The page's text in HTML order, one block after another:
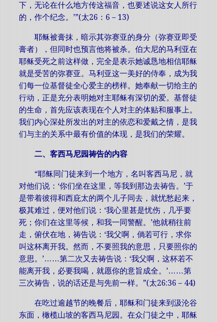
下，无论在什么地方传这福音，也要述说这女人所行
的，作个纪念。’”(太26：6－13)
耶稣被膏抹，暗示其弥赛亚的身分（弥赛亚即受
膏者），但同时也预言他将被杀。伯大尼的马利亚在
耶稣受死之前这样做，完全是表示她诚恳地相信耶稣
就是受苦的弥赛亚。马利亚这一美好的侍奉，成为我
们每一位基督徒全心爱主的榜样。她奉献一切给主的
行动，正是充分表明她对主耶稣有深切的爱。基督徒
的生命，首先应该表现在个人对主的体贴和服事上。
我们内心深处所发出的对主的依恋和爱戴之情，是我
们与主的关系中最有价值的体现，是我们的荣耀。
二、客西马尼园祷告的内容
“耶稣同门徒来到一个地方，名叫客西马尼，就
对他们说：‘你们坐在这里，等我到那边去祷告。’于
是带着彼得和西庇太的两个儿子同去，就忧愁起来，
极其难过，便对他们说：‘我心里甚是忧伤，几乎要
死；你们在这里等候，和我一同警醒。’他就稍往前
走，俯伏在地，祷告说：‘我父啊，倘若可行，求你
叫这杯离开我。然而，不要照我的意思，只要照你的
意思。’……第二次又去祷告说：‘我父啊，这杯若不
能离开我，必要我喝，就愿你的意旨成全。’……第
三次祷告，说的话还是与先前一样。”(太26:36－44)
在吃过逾越节的晚餐后，耶稣和门徒来到汲沦谷
东面，橄榄山坡的客西马尼园。在众门徒之中，耶稣